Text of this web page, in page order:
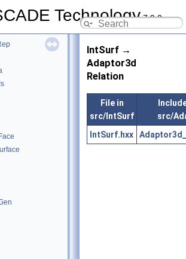
Technology7.9.0
IntSurf →
Adaptor3d
Relation
File in
src/IntSurf
src/
IntSurf.hxx